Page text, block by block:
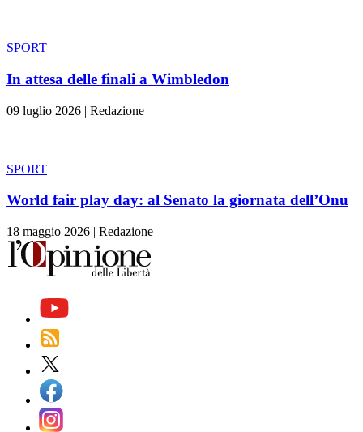
SPORT
In attesa delle finali a Wimbledon
09 luglio 2026 | Redazione
SPORT
World fair play day: al Senato la giornata dell’Onu
18 maggio 2026 | Redazione